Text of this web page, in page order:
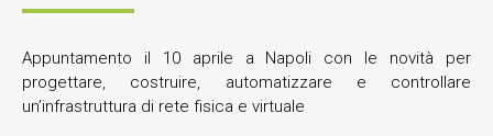
Appuntamento il 10 aprile a Napoli con le novità per
progettare, costruire, automatizzare e controllare
un’infrastruttura di rete fisica e virtuale